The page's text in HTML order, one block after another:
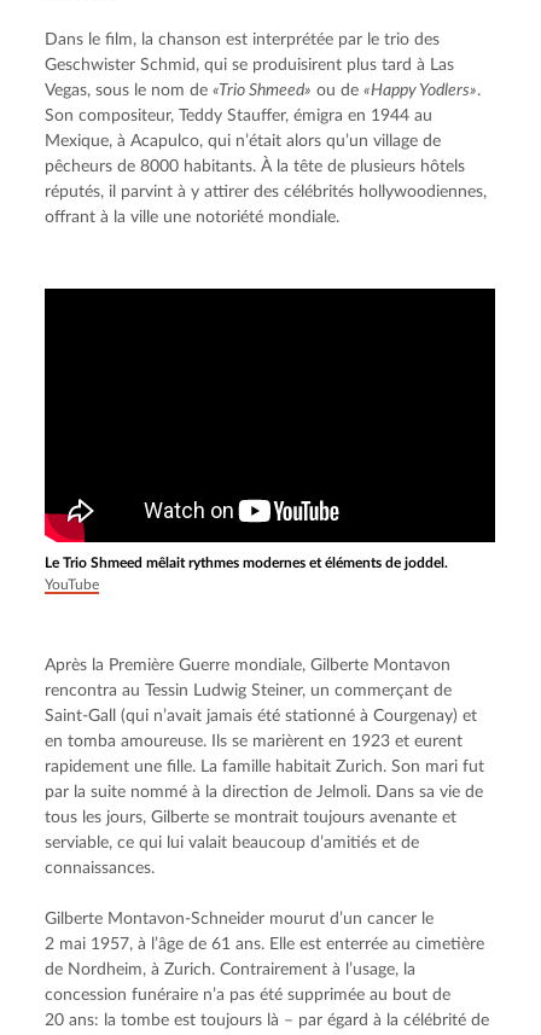
Dans le film, la chanson est interprétée par le trio des
Geschwister Schmid, qui se produisirent plus tard à Las
Vegas, sous le nom de «Trio Shmeed» ou de «Happy Yodlers».
Son compositeur, Teddy Stauffer, émigra en 1944 au
Mexique, à Acapulco, qui n’était alors qu’un village de
pêcheurs de 8000 habitants. À la tête de plusieurs hôtels
réputés, il parvint à y attirer des célébrités hollywoodiennes,
offrant à la ville une notoriété mondiale.
Le Trio Shmeed mêlait rythmes modernes et éléments de joddel.
YouTube
Après la Première Guerre mondiale, Gilberte Montavon
rencontra au Tessin Ludwig Steiner, un commerçant de
Saint-Gall (qui n’avait jamais été stationné à Courgenay) et
en tomba amoureuse. Ils se marièrent en 1923 et eurent
rapidement une fille. La famille habitait Zurich. Son mari fut
par la suite nommé à la direction de Jelmoli. Dans sa vie de
tous les jours, Gilberte se montrait toujours avenante et
serviable, ce qui lui valait beaucoup d’amitiés et de
connaissances.
Gilberte Montavon-Schneider mourut d’un cancer le
2 mai 1957, à l’âge de 61 ans. Elle est enterrée au cimetière
de Nordheim, à Zurich. Contrairement à l’usage, la
concession funéraire n’a pas été supprimée au bout de
20 ans: la tombe est toujours là – par égard à la célébrité de